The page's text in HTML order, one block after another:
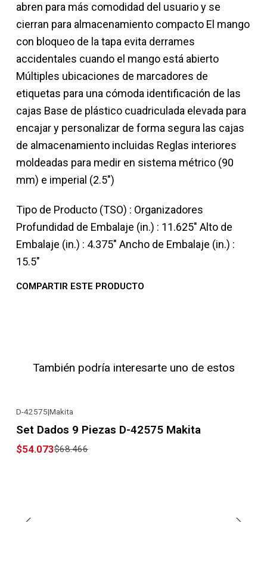
abren para más comodidad del usuario y se
cierran para almacenamiento compacto El mango
con bloqueo de la tapa evita derrames
accidentales cuando el mango está abierto
Múltiples ubicaciones de marcadores de
etiquetas para una cómoda identificación de las
cajas Base de plástico cuadriculada elevada para
encajar y personalizar de forma segura las cajas
de almacenamiento incluidas Reglas interiores
moldeadas para medir en sistema métrico (90
mm) e imperial (2.5")
Tipo de Producto (TSO) : Organizadores
Profundidad de Embalaje (in.) : 11.625" Alto de
Embalaje (in.) : 4.375" Ancho de Embalaje (in.) :
15.5"
COMPARTIR ESTE PRODUCTO
También podría interesarte uno de estos
D-42575|Makita
Set Dados 9 Piezas D-42575 Makita
$54.073$68.466